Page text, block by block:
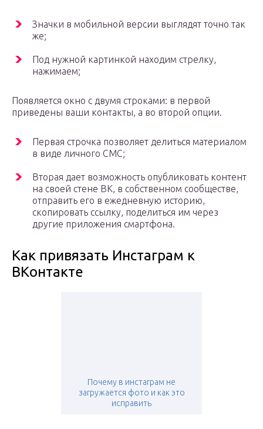
Значки в мобильной версии выглядят точно так
же;
Под нужной картинкой находим стрелку,
нажимаем;
Появляется окно с двумя строками: в первой
приведены ваши контакты, а во второй опции.
Первая строчка позволяет делиться материалом
в виде личного СМС;
Вторая дает возможность опубликовать контент
на своей стене ВК, в собственном сообществе,
отправить его в ежедневную историю,
скопировать ссылку, поделиться им через
другие приложения смартфона.
Как привязать Инстаграм к
ВКонтакте
Почему в инстаграм не
загружается фото и как это
исправить